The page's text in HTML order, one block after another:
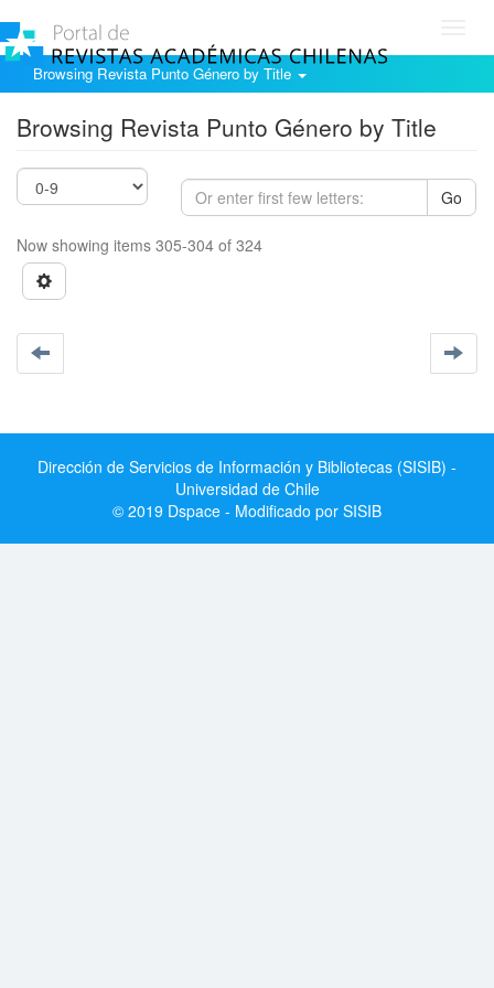
Browsing Revista Punto Género by Title
Browsing Revista Punto Género by Title
Go
Now showing items 305-304 of 324
Dirección de Servicios de Información y Bibliotecas (SISIB) -
Universidad de Chile
© 2019 Dspace - Modificado por SISIB